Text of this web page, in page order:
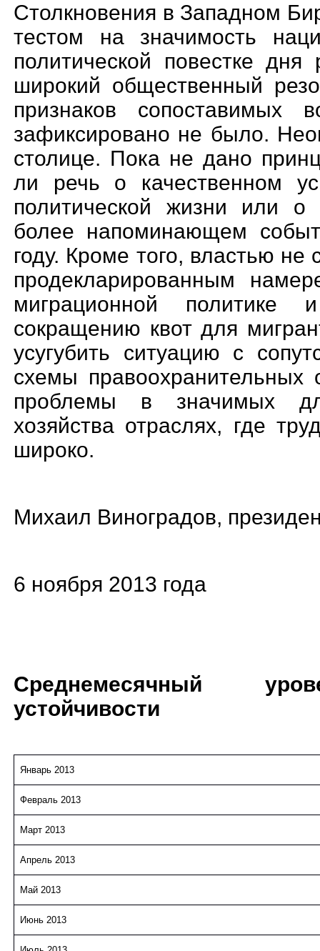
Столкновения в Западном
тестом на значимость
политической повестке дня
широкий общественный
признаков
зафиксировано не было.
столице. Пока не дано
ли речь о качественном
политической жизни или о
более напоминающем
году. Кроме того, властью
продекларированным
миграционной
сокращению квот для
усугубить ситуацию с
схемы правоохранительных
проблемы в значимых
хозяйства отраслях, где
широко.
Михаил Виноградов,
6 ноября 2013 года
Среднемесячный
устойчивости
Январь 2013
Февраль 2013
Март 2013
Апрель 2013
Май 2013
Июнь 2013